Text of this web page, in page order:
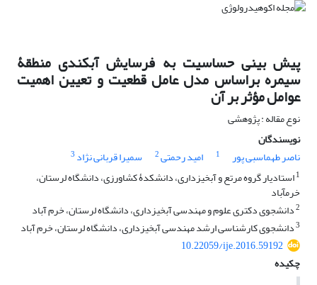
پیش ‏بینی حساسیت به فرسایش آبکندی منطقۀ
سیمره براساس مدل عامل قطعیت و تعیین اهمیت
عوامل مؤثر بر آن
نوع مقاله : پژوهشی
نویسندگان
ناصر طهماسبی پور
1 امید رحمتی2 سمیرا قربانی نژاد 3
1استادیار گروه مرتع و آبخیزداری، دانشکدۀ کشاورزی، دانشگاه لرستان،
خرم‏آباد
2دانشجوی دکتری علوم و مهندسی آبخیزداری، دانشگاه لرستان، خرم ‏آباد
3دانشجوی کارشناسی‏ ارشد مهندسی آبخیزداری، دانشگاه لرستان، خرم ‏آباد
10.22059/ije.2016.59192
چکیده